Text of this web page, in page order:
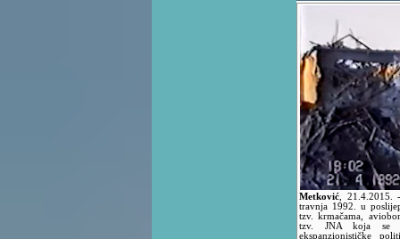
Metković 21.4.2015.
travnja 1992. u
tzv. krmačama,
tzv. JNA koja se
ekspanzionističke